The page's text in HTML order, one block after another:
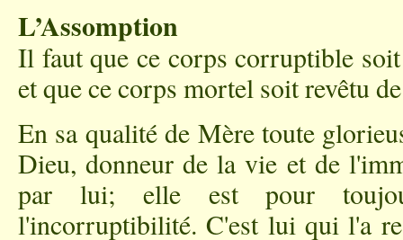
L’Assomption
Il faut que ce corps corruptible
et que ce corps mortel soit revêtu
En sa qualité de Mère toute
Dieu, donneur de la vie et de
par lui; elle est pour
l'incorruptibilité. C'est lui qui l'a